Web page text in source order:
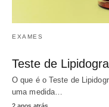
EXAMES
Teste de
O que é o Teste de
uma medida…